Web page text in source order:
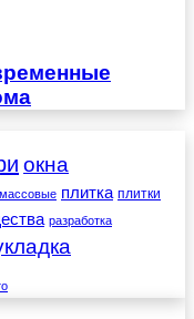
окна
плитка плитки
разработка